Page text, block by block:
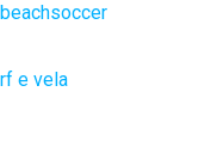
e vela